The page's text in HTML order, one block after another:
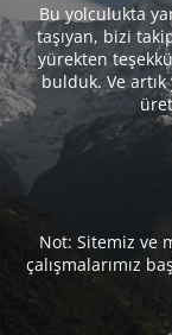
Bu yolculukta
taşıyan, bizi
yürekten
bulduk. Ve
Not: Sitemiz ve
çalışmalarımız